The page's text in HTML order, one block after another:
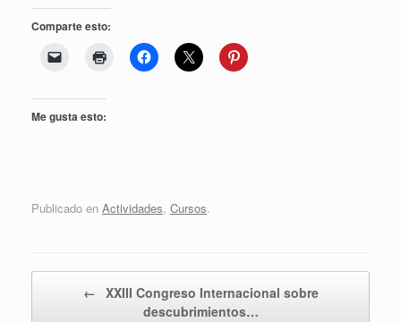
Comparte esto:
Me gusta esto:
Publicado en Actividades, Cursos.
← XXIII Congreso Internacional sobre
descubrimientos…